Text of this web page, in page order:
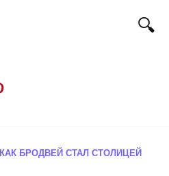
КАК БРОДВЕЙ СТАЛ СТОЛИЦЕЙ